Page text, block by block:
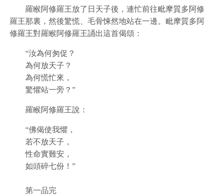
羅睺阿修羅王放了日天子後，連忙前往毗摩質多阿修
羅王那裏，然後驚慌、毛骨悚然地站在一邊。毗摩質多阿
修羅王對羅睺阿修羅王誦出這首偈頌：
“汝為何匆促？
為何放天子？
為何慌忙來，
驚懼站一旁？”
羅睺阿修羅王說：
“佛偈使我懼，
若不放天子，
性命實難安，
如頭碎七份！”
第一品完